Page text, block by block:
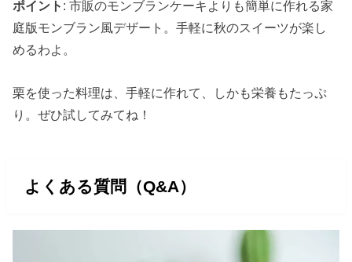
ポイント : 市販のモンブランケーキよりも簡単に作れる家
庭版モンブラン風デザート。手軽に秋のスイーツが楽し
めるわよ。
栗を使った料理は、手軽に作れて、しかも栄養もたっぷ
り。ぜひ試してみてね！
よくある質問（Q&A）